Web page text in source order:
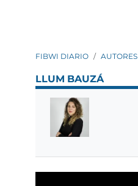
FIBWI DIARIO AUTORES
LLUM BAUZÁ